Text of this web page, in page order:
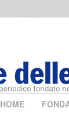
HOME